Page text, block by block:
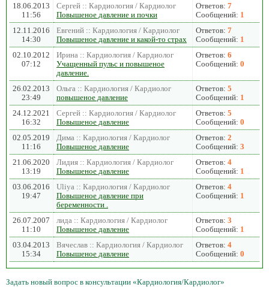
18.06.2013
11:56
Сергей :: Кардиология / Кардиолог
Повышеное давление и почки
Ответов: 7
Сообщений: 1
12.11.2016
14:30
Евгений :: Кардиология / Кардиолог
Повышеное давление и какой-то страх
Ответов: 7
Сообщений: 1
02.10.2012
07:12
Ирина :: Кардиология / Кардиолог
Учащенный пульс и повышеное
давление.
Ответов: 6
Сообщений: 0
26.02.2013
23:49
Ольга :: Кардиология / Кардиолог
повышеное давление
Ответов: 5
Сообщений: 1
24.12.2021
16:32
Сергей :: Кардиология / Кардиолог
Повышеное давление
Ответов: 5
Сообщений: 0
02.05.2019
11:16
Дима :: Кардиология / Кардиолог
Повышеное давление
Ответов: 2
Сообщений: 3
21.06.2020
13:19
Лидия :: Кардиология / Кардиолог
Повышеное давление
Ответов: 4
Сообщений: 1
03.06.2016
19:47
Uliya :: Кардиология / Кардиолог
Повышеное давление при
беременности .
Ответов: 4
Сообщений: 1
26.07.2007
11:10
лида :: Кардиология / Кардиолог
Повышеное давление
Ответов: 3
Сообщений: 1
03.04.2013
15:34
Вячеслав :: Кардиология / Кардиолог
Повышеное давление
Ответов: 4
Сообщений: 0
Задать новый вопрос в консультации «Кардиология/Кардиолог»